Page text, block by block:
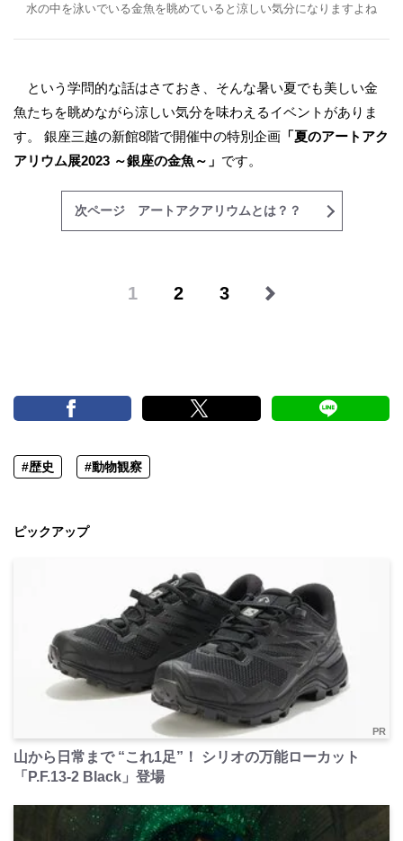
水の中を泳いでいる金魚を眺めていると涼しい気分になりますよね
という学問的な話はさておき、そんな暑い夏でも美しい金
魚たちを眺めながら涼しい気分を味わえるイベントがありま
す。 銀座三越の新館8階で開催中の特別企画 「夏のアートアク
アリウム展2023 ～銀座の金魚～」 です。
次ページ アートアクアリウムとは？？
1 2 3
#歴史 #動物観察
ピックアップ
PR
山から日常まで “これ1足”！ シリオの万能ローカット
「P.F.13-2 Black」登場